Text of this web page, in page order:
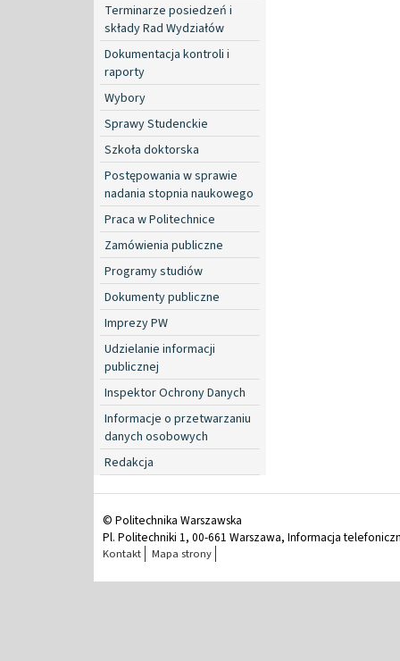
Terminarze posiedzeń i
składy Rad Wydziałów
Dokumentacja kontroli i
raporty
Wybory
Sprawy Studenckie
Szkoła doktorska
Postępowania w sprawie
nadania stopnia naukowego
Praca w Politechnice
Zamówienia publiczne
Programy studiów
Dokumenty publiczne
Imprezy PW
Udzielanie informacji
publicznej
Inspektor Ochrony Danych
Informacje o przetwarzaniu
danych osobowych
Redakcja
© Politechnika Warszawska
Pl. Politechniki 1, 00-661 Warszawa, Informacja
Kontakt Mapa strony